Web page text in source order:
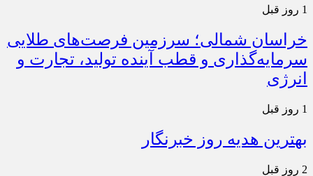
1 روز قبل
خراسان شمالی؛ سرزمین فرصت‌های طلایی
سرمایه‌گذاری و قطب آینده تولید، تجارت و
انرژی
1 روز قبل
بهترین هدیه روز خبرنگار
2 روز قبل